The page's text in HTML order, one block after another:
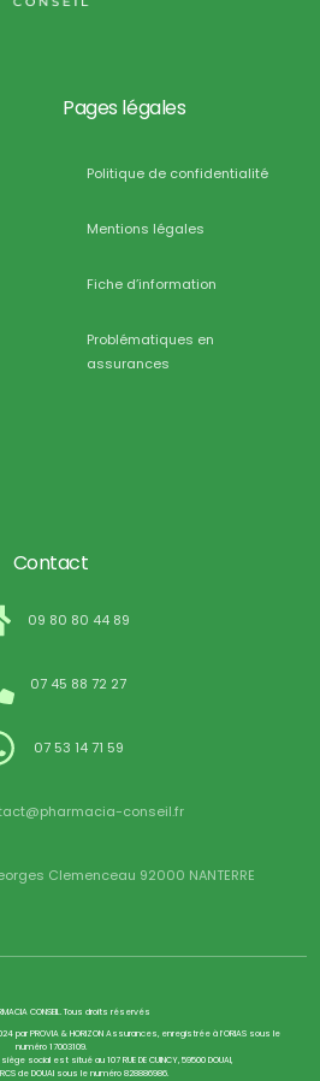
Pages légales
Politique de confidentialité
Mentions légales
Fiche d’information
Problématiques en
assurances
Contact
09 80 80 44 89
07 45 88 72 27
07 53 14 71 59
conseil.fr
Clemenceau 92000 NANTERRE
CONSEIL. Tous droits réservés
par PROVIA & HORIZON Assurances, enregistrée à l’ORIAS sous le
numéro 17003109.
social est situé au 107 RUE DE CUINCY, 59500 DOUAI,
de DOUAI sous le numéro 828886986.